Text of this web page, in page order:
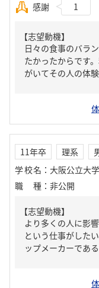
感謝
1
【志望動機】
日々の食事のバラ
たかったからです
がいてその人の体
11年卒 理系
学校名 ： 大阪公立大
職種 ： 非公開
【志望動機】
より多くの人に影
という仕事がした
ップメーカーであ